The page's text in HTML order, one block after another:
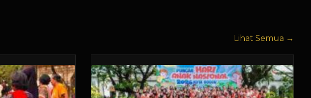
Lihat Semua →